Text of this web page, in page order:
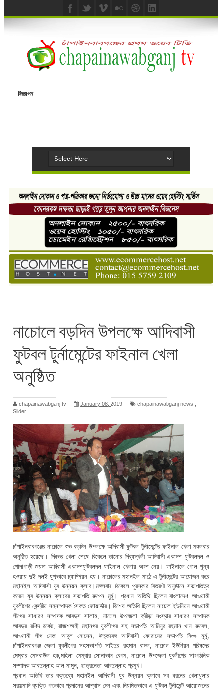
বিজ্ঞাপন
নাচোলে বড়দিন উপলক্ষে আদিবাসী
ফুটবল টুর্নামেন্টের ফাইনাল খেলা
অনুষ্ঠিত
chapainawabganj tv January 08, 2019 chapainawabganj news
Slider
চাঁপাইনবাবগঞ্জের নাচোলে শুভ বড়দিন উপলক্ষে আদিবাসী ফুটবল টুর্নামেন্টের ফাইনাল খেলা মঙ্গলবার
অনুষ্ঠিত হয়েছে। দিনভর খেলা শেষে বিকেলে তানোর দিব্যস্থলী আদিবাসী একাদশ ফুটবলদল ও
গোদাগাড়ী জয়দা আদিবাসী একাদশফুটবলদল ফাইনাল খেলায় অংশ নেয়। ফাইনালে গোল শূন্য
হওয়ায় দুই দলই যুগ্মভাবে চ্যাম্পিয়ন হয়। নাচোলের মহানইল মাঠে এ টুর্নামেন্টের আয়োজন করে
মহানইল আদিবাসী যুব উন্নয়ন ক্লাব।মঙ্গলবার বিকেলে পুরস্কার বিতরণী অনুষ্ঠানে সভাপতিত্ব
করেন যুব উন্নয়ন ক্লাবের সভাপতি রুপেন মুর্মু। প্রধান অতিথি ছিলেন বাংলাদেশ আওয়ামী
যুবলীগের কেন্দ্রীয় সহসম্পাদক সৈকত জোয়ার্দ্দার। বিশেষ অতিথি ছিলেন নাচোল ইউনিয়ন আওয়ামী
লীগের সাধারণ সম্পাদক আবদুস সালাম, নাচোল উপজেলা ক্রীড়া সংস্থার সাধারণ সম্পাদক
আবদুর রশিদ রকেট, রাজশঅহী মহানগর যুবলীগের সহ সভাপতি আমিনুর রহমান খান রুবেল,
আওয়ামী লীগ নেতা আবুল হোসেন, উত্তরবঙ্গ আদিবাসী ফোরামের সভাপতি হিংগু মুর্মু,
চাঁপাইনবাবগঞ্জ জেলা যুবলীগের সহসভাপতি সাইদুর রহমান বাদল, নাচোল ইউনিয়ন পরিষদের
মেম্বার মেসবাউল হক,মহিলা মেম্বার সোনাভান বেগম, নাচোল উপজেলা যুবলীগের সাংগঠনিক
সম্পাদক আবদুল্লাহ আল মামুন, ছাত্রনেতা আবদুল্লাহ প্রমুখ।
প্রধান অতিথি তার বক্তব্যে মহানইল আদিবাসী যুব উন্নয়ন ক্লাবে সব ধরনের খেলাধুলার
সরঞ্জমাদি ব্যক্তি গতভাবে প্রদানের আশ্বাস দেন এবং নিয়মিতভাবে এ ফুটবল টুর্নামেন্ট আয়োজনের